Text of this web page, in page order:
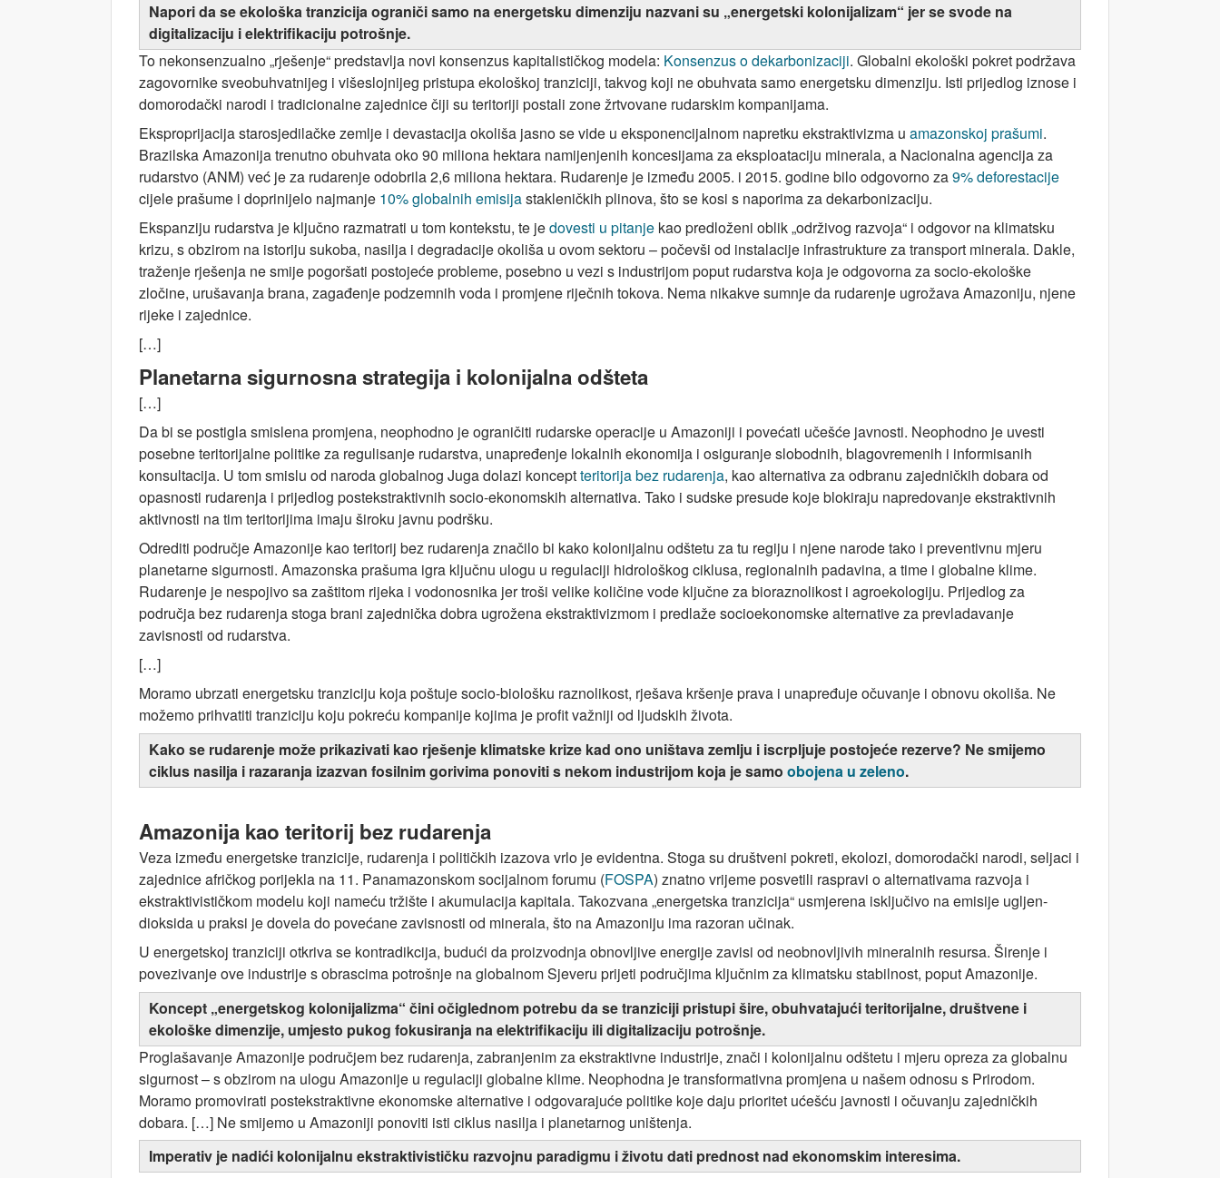
Napori da se ekološka tranzicija ograniči samo na energetsku dimenziju nazvani su „energetski kolonijalizam“ jer se svode na
digitalizaciju i elektrifikaciju potrošnje.
To nekonsenzualno „rješenje“ predstavlja novi konsenzus kapitalističkog modela: Konsenzus o dekarbonizaciji. Globalni ekološki pokret podržava
zagovornike sveobuhvatnijeg i višeslojnijeg pristupa ekološkoj tranziciji, takvog koji ne obuhvata samo energetsku dimenziju. Isti prijedlog iznose i
domorodački narodi i tradicionalne zajednice čiji su teritoriji postali zone žrtvovane rudarskim kompanijama.
Eksproprijacija starosjedilačke zemlje i devastacija okoliša jasno se vide u eksponencijalnom napretku ekstraktivizma u amazonskoj prašumi.
Brazilska Amazonija trenutno obuhvata oko 90 miliona hektara namijenjenih koncesijama za eksploataciju minerala, a Nacionalna agencija za
rudarstvo (ANM) već je za rudarenje odobrila 2,6 miliona hektara. Rudarenje je između 2005. i 2015. godine bilo odgovorno za9% deforestacije
cijele prašume i doprinijelo najmanje 10% globalnih emisijastakleničkih plinova, što se kosi s naporima za dekarbonizaciju.
Ekspanziju rudarstva je ključno razmatrati u tom kontekstu, te jedovesti u pitanje kao predloženi oblik „održivog razvoja“ i odgovor na klimatsku
krizu, s obzirom na istoriju sukoba, nasilja i degradacije okoliša u ovom sektoru – počevši od instalacije infrastrukture za transport minerala. Dakle,
traženje rješenja ne smije pogoršati postojeće probleme, posebno u vezi s industrijom poput rudarstva koja je odgovorna za socio-ekološke
zločine, urušavanja brana, zagađenje podzemnih voda i promjene riječnih tokova. Nema nikakve sumnje da rudarenje ugrožava Amazoniju, njene
rijeke i zajednice.
[…]
Planetarna sigurnosna strategija i kolonijalna odšteta
[…]
Da bi se postigla smislena promjena, neophodno je ograničiti rudarske operacije u Amazoniji i povećati učešće javnosti. Neophodno je uvesti
posebne teritorijalne politike za regulisanje rudarstva, unapređenje lokalnih ekonomija i osiguranje slobodnih, blagovremenih i informisanih
konsultacija. U tom smislu od naroda globalnog Juga dolazi konceptteritorija bez rudarenja, kao alternativa za odbranu zajedničkih dobara od
opasnosti rudarenja i prijedlog postekstraktivnih socio-ekonomskih alternativa. Tako i sudske presude koje blokiraju napredovanje ekstraktivnih
aktivnosti na tim teritorijima imaju široku javnu podršku.
Odrediti područje Amazonije kao teritorij bez rudarenja značilo bi kako kolonijalnu odštetu za tu regiju i njene narode tako i preventivnu mjeru
planetarne sigurnosti. Amazonska prašuma igra ključnu ulogu u regulaciji hidrološkog ciklusa, regionalnih padavina, a time i globalne klime.
Rudarenje je nespojivo sa zaštitom rijeka i vodonosnika jer troši velike količine vode ključne za bioraznolikost i agroekologiju. Prijedlog za
područja bez rudarenja stoga brani zajednička dobra ugrožena ekstraktivizmom i predlaže socioekonomske alternative za prevladavanje
zavisnosti od rudarstva.
[…]
Moramo ubrzati energetsku tranziciju koja poštuje socio-biološku raznolikost, rješava kršenje prava i unapređuje očuvanje i obnovu okoliša. Ne
možemo prihvatiti tranziciju koju pokreću kompanije kojima je profit važniji od ljudskih života.
Kako se rudarenje može prikazivati kao rješenje klimatske krize kad ono uništava zemlju i iscrpljuje postojeće rezerve? Ne smijemo
ciklus nasilja i razaranja izazvan fosilnim gorivima ponoviti s nekom industrijom koja je samo obojena u zeleno.
Amazonija kao teritorij bez rudarenja
Veza između energetske tranzicije, rudarenja i političkih izazova vrlo je evidentna. Stoga su društveni pokreti, ekolozi, domorodački narodi, seljaci i
zajednice afričkog porijekla na 11. Panamazonskom socijalnom forumu (FOSPA) znatno vrijeme posvetili raspravi o alternativama razvoja i
ekstraktivističkom modelu koji nameću tržište i akumulacija kapitala. Takozvana „energetska tranzicija“ usmjerena isključivo na emisije ugljen-
dioksida u praksi je dovela do povećane zavisnosti od minerala, što na Amazoniju ima razoran učinak.
U energetskoj tranziciji otkriva se kontradikcija, budući da proizvodnja obnovljive energije zavisi od neobnovljivih mineralnih resursa. Širenje i
povezivanje ove industrije s obrascima potrošnje na globalnom Sjeveru prijeti područjima ključnim za klimatsku stabilnost, poput Amazonije.
Koncept „energetskog kolonijalizma“ čini očiglednom potrebu da se tranziciji pristupi šire, obuhvatajući teritorijalne, društvene i
ekološke dimenzije, umjesto pukog fokusiranja na elektrifikaciju ili digitalizaciju potrošnje.
Proglašavanje Amazonije područjem bez rudarenja, zabranjenim za ekstraktivne industrije, znači i kolonijalnu odštetu i mjeru opreza za globalnu
sigurnost – s obzirom na ulogu Amazonije u regulaciji globalne klime. Neophodna je transformativna promjena u našem odnosu s Prirodom.
Moramo promovirati postekstraktivne ekonomske alternative i odgovarajuće politike koje daju prioritet ućešću javnosti i očuvanju zajedničkih
dobara. […] Ne smijemo u Amazoniji ponoviti isti ciklus nasilja i planetarnog uništenja.
Imperativ je nadići kolonijalnu ekstraktivističku razvojnu paradigmu i životu dati prednost nad ekonomskim interesima.